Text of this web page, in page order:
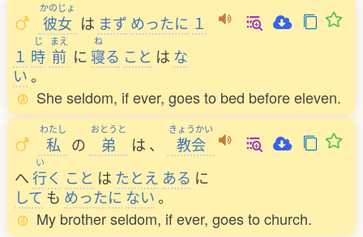
かのじょ
彼女 は まず めったに １
１
じ
時
まえ
前 に
ね
寝る こと は な
い。
She seldom, if ever, goes to bed before eleven.
わたし
私 の
おとうと
弟 は 、
きょうかい
教会
へ
い
行く こと は たとえ ある に
して も めったに ない。
My brother seldom, if ever, goes to church.